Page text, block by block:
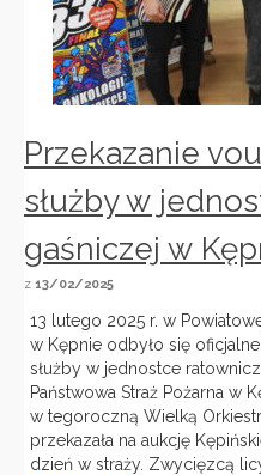
Przekazanie
służby w
gaśniczej w
z 13/02/2025
13 lutego 2025 r. w
w Kępnie odbyło się
służby w jednostce
Państwowa Straż Pożarna w
w tegoroczną Wielką
przekazała na aukcję
dzień w straży. Zwycięzcą